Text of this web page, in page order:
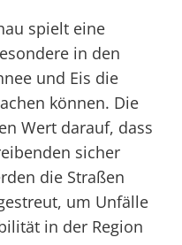
spielt eine
in den
und Eis die
können. Die
Wert darauf, dass
sicher
die Straßen
um Unfälle
in der Region